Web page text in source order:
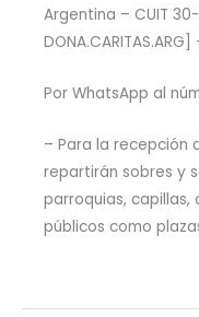
Argentina – CUIT
DONA.CARITAS.ARG]
Por WhatsApp al
– Para la recepción
repartirán sobres y
parroquias, capillas,
públicos como